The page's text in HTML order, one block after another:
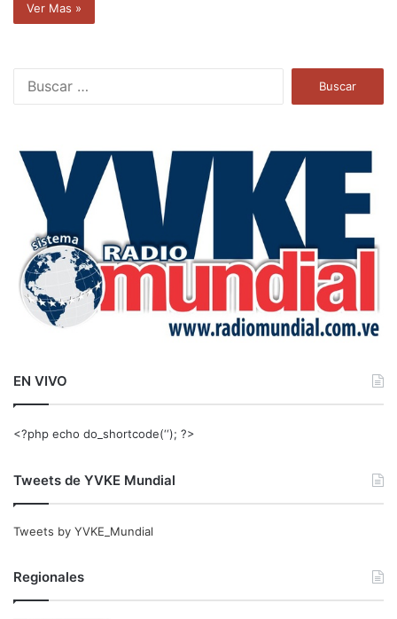
Ver Mas »
a
EN VIVO
<?php echo do_shortcode(‘‘); ?>
Tweets de YVKE Mundial
Tweets by YVKE_Mundial
Regionales